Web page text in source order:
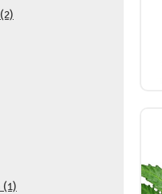
(1)